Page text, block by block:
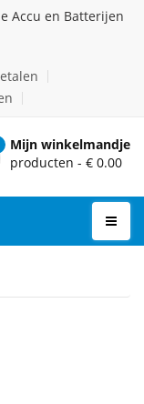
Accu en Batterijen
Mijn winkelmandje
producten - € 0.00